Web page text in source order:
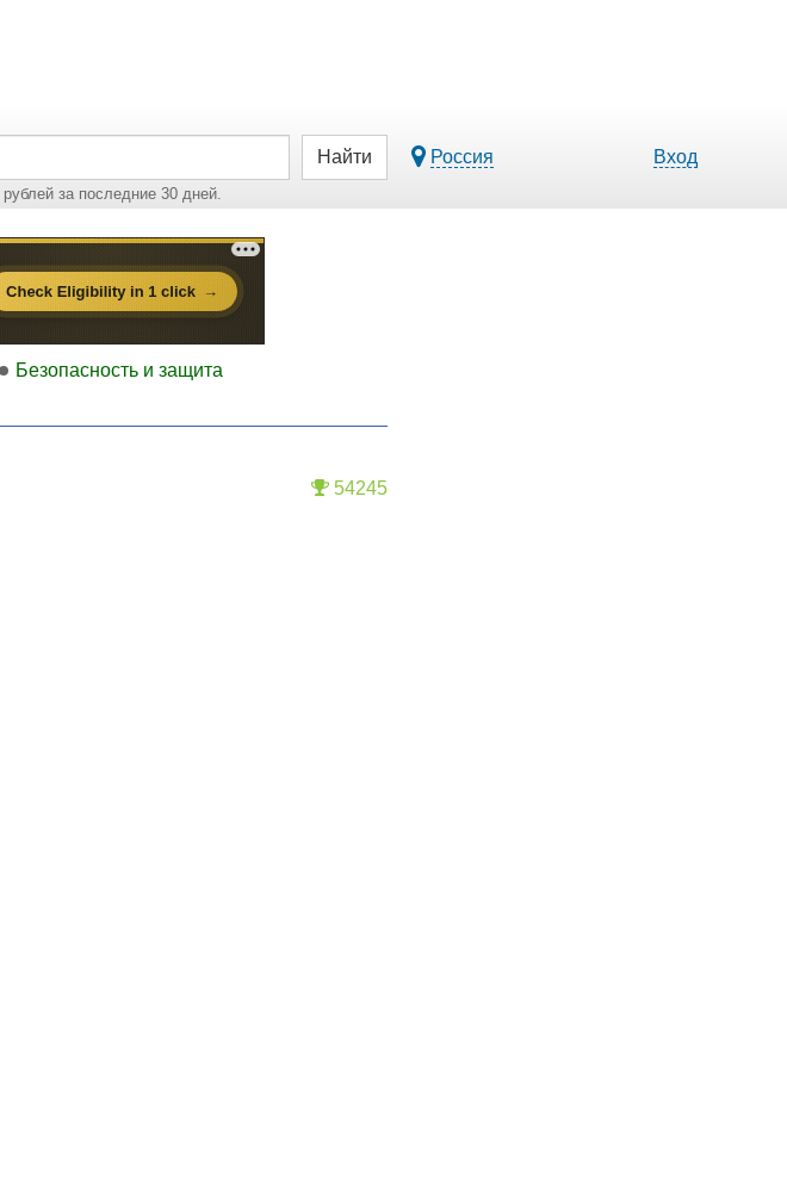
рублей за последние 30 дней.
Найти Россия Вход
Безопасность и защита
54245